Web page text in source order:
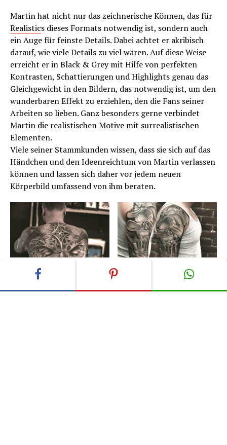
Martin hat nicht nur das zeichnerische Können, das für
Realistics dieses Formats notwendig ist, sondern auch
ein Auge für feinste Details. Dabei achtet er akribisch
darauf, wie viele Details zu viel wären. Auf diese Weise
erreicht er in Black & Grey mit Hilfe von perfekten
Kontrasten, Schattierungen und Highlights genau das
Gleichgewicht in den Bildern, das notwendig ist, um den
wunderbaren Effekt zu erziehlen, den die Fans seiner
Arbeiten so lieben. Ganz besonders gerne verbindet
Martin die realistischen Motive mit surrealistischen
Elementen.
Viele seiner Stammkunden wissen, dass sie sich auf das
Händchen und den Ideenreichtum von Martin verlassen
können und lassen sich daher vor jedem neuen
Körperbild umfassend von ihm beraten.